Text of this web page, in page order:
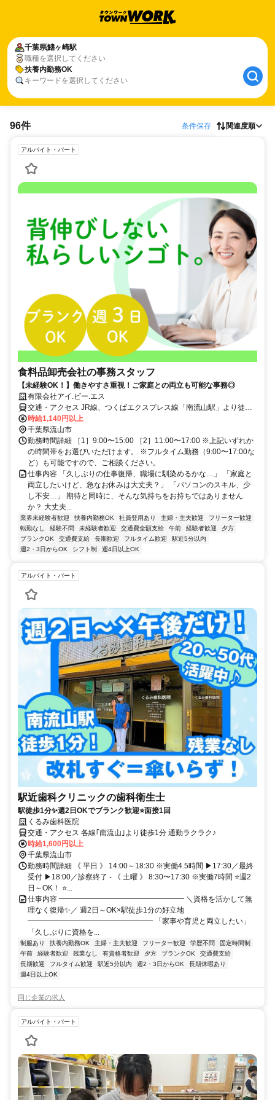
千葉県鰭ヶ崎駅
職種を選択してください
扶養内勤務OK
キーワードを選択してください
96件 条件保存 関連度順
アルバイト・パート
食料品卸売会社の事務スタッフ
【未経験OK！】働きやすさ重視！ご家庭との両立も可能な事務◎
有限会社アイ.ビー.エス
交通・アクセス JR線、つくばエクスプレス線「南流山駅」より徒歩5
分
時給1,140円以上
千葉県流山市
勤務時間詳細 ［1］9:00〜15:00 ［2］11:00〜17:00 ※上記いずれか
の時間帯をお選びいただけます。 ※フルタイム勤務（9:00〜17:00な
ど）も可能ですので、ご相談ください。
仕事内容 「久しぶりの仕事復帰、職場に馴染めるかな…」 「家庭と
両立したいけど、急なお休みは大丈夫？」 「パソコンのスキル、少
し不安…」 期待と同時に、そんな気持ちをお持ちではありません
か？ 大丈夫...
業界未経験者歓迎 扶養内勤務OK 社員登用あり 主婦・主夫歓迎
フリーター歓迎
転勤なし
経験不問 未経験者歓迎 交通費全額支給 午前 経験者歓迎
夕方
ブランクOK
交通費支給 長期歓迎 フルタイム歓迎
駅近5分以内
週2・3日からOK
シフト制 週4日以上OK
アルバイト・パート
駅近歯科クリニックの歯科衛生士
駅徒歩1分✨週2日OKでブランク歓迎⭐面接1回
くるみ歯科医院
交通・アクセス 各線｢南流山｣より徒歩1分 通勤ラクラク♪
時給1,600円以上
千葉県流山市
勤務時間詳細 《 平日 》 14:00～18:30 ※実働4.5時間 ▶17:30／最終
受付 ▶18:00／診察終了 - 《 土曜 》 8:30〜17:30 ※実働7時間 ⭐週2
日～OK！ ⭐...
仕事内容 ━━━━━━━━━━━━━━━━━ ＼資格を活かして無
理なく復帰✨／ 週2日～OK×駅徒歩1分の好立地
━━━━━━━━━━━━━━━━━ 「家事や育児と両立したい」
「久しぶりに資格を...
制服あり 扶養内勤務OK 主婦・主夫歓迎 フリーター歓迎 学歴不問
固定時間制
午前
経験者歓迎 残業なし 有資格者歓迎 夕方 ブランクOK
交通費支給
長期歓迎
フルタイム歓迎 駅近5分以内 週2・3日からOK
長期休暇あり
週4日以上OK
同じ企業の求人
アルバイト・パート